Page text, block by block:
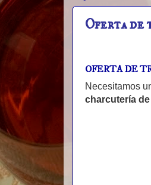
Oferta de
OFERTA DE
Necesitamos
charcutería